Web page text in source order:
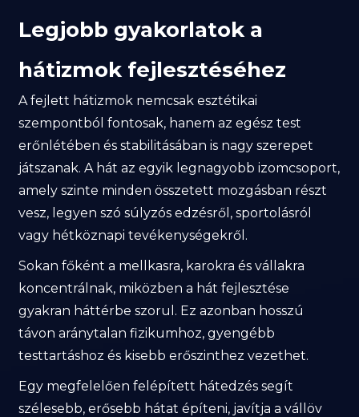
Legjobb gyakorlatok a
hátizmok fejlesztéséhez
A fejlett hátizmok nemcsak esztétikai
szempontból fontosak, hanem az egész test
erőnlétében és stabilitásában is nagy szerepet
játszanak. A hát az egyik legnagyobb izomcsoport,
amely szinte minden összetett mozgásban részt
vesz, legyen szó súlyzós edzésről, sportolásról
vagy hétköznapi tevékenységekről.
Sokan főként a mellkasra, karokra és vállakra
koncentrálnak, miközben a hát fejlesztése
gyakran háttérbe szorul. Ez azonban hosszú
távon aránytalan fizikumhoz, gyengébb
testtartáshoz és kisebb erőszinthez vezethet.
Egy megfelelően felépített hátedzés segít
szélesebb, erősebb hátat építeni, javítja a vállöv